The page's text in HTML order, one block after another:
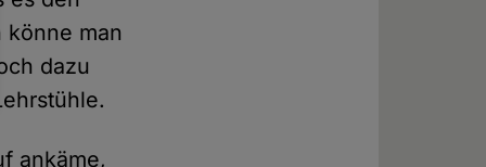
könne man
dazu
ankäme,